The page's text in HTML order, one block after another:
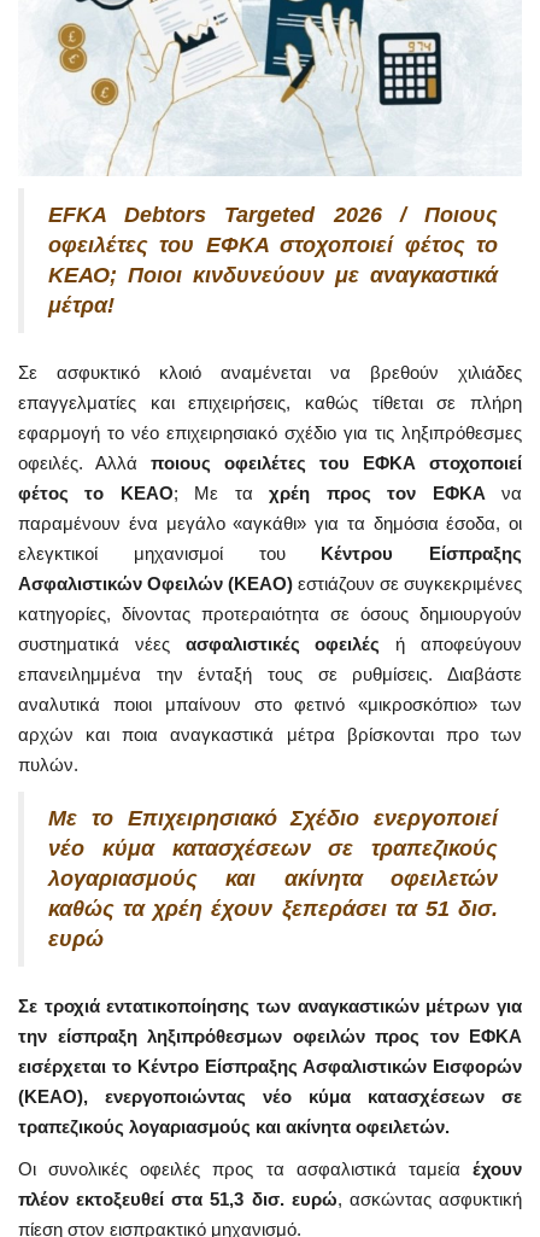
EFKA Debtors Targeted 2026 / Ποιους
οφειλέτες του ΕΦΚΑ στοχοποιεί φέτος το
ΚΕΑΟ; Ποιοι κινδυνεύουν με αναγκαστικά
μέτρα!
Σε ασφυκτικό κλοιό αναμένεται να βρεθούν χιλιάδες
επαγγελματίες και επιχειρήσεις, καθώς τίθεται σε πλήρη
εφαρμογή το νέο επιχειρησιακό σχέδιο για τις ληξιπρόθεσμες
οφειλές. Αλλά ποιους οφειλέτες του ΕΦΚΑ στοχοποιεί
φέτος το ΚΕΑΟ; Με ταχρέη προς τον ΕΦΚΑ να
παραμένουν ένα μεγάλο «αγκάθι» για τα δημόσια έσοδα, οι
ελεγκτικοί μηχανισμοί του Κέντρου Είσπραξης
Ασφαλιστικών Οφειλών (ΚΕΑΟ) εστιάζουν σε συγκεκριμένες
κατηγορίες, δίνοντας προτεραιότητα σε όσους δημιουργούν
συστηματικά νέες ασφαλιστικές οφειλές ή αποφεύγουν
επανειλημμένα την ένταξή τους σε ρυθμίσεις. Διαβάστε
αναλυτικά ποιοι μπαίνουν στο φετινό «μικροσκόπιο» των
αρχών και ποια αναγκαστικά μέτρα βρίσκονται προ των
πυλών.
Με το Επιχειρησιακό Σχέδιο ενεργοποιεί
νέο κύμα κατασχέσεων σε τραπεζικούς
λογαριασμούς και ακίνητα οφειλετών
καθώς τα χρέη έχουν ξεπεράσει τα 51 δισ.
ευρώ
Σε τροχιά εντατικοποίησης των αναγκαστικών μέτρων για
την είσπραξη ληξιπρόθεσμων οφειλών προς τον ΕΦΚΑ
εισέρχεται το Κέντρο Είσπραξης Ασφαλιστικών Εισφορών
(ΚΕΑΟ), ενεργοποιώντας νέο κύμα κατασχέσεων σε
τραπεζικούς λογαριασμούς και ακίνητα οφειλετών.
Οι συνολικές οφειλές προς τα ασφαλιστικά ταμεία έχουν
πλέον εκτοξευθεί στα 51,3 δισ. ευρώ, ασκώντας ασφυκτική
πίεση στον εισπρακτικό μηχανισμό.